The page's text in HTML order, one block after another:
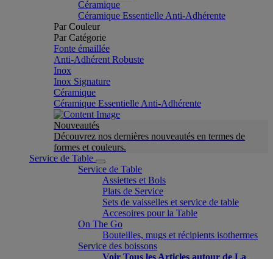
Céramique
Céramique Essentielle Anti-Adhérente
Par Couleur
Par Catégorie
Fonte émaillée
Anti-Adhérent Robuste
Inox
Inox Signature
Céramique
Céramique Essentielle Anti-Adhérente
Nouveautés
Découvrez nos dernières nouveautés en termes de
formes et couleurs.
Service de Table
Service de Table
Assiettes et Bols
Plats de Service
Sets de vaisselles et service de table
Accesoires pour la Table
On The Go
Bouteilles, mugs et récipients isothermes
Service des boissons
Voir Tous les Articles autour de La